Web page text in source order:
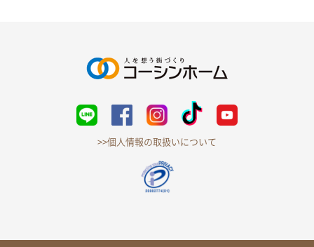
>>個人情報の取扱いについて